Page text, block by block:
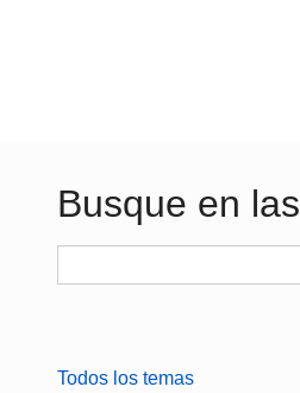
Busque en
Todos los temas